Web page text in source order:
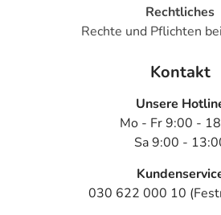
Rechtliches
Rechte und Pflichten
Kontakt
Unsere
Mo - Fr 9:00 -
Sa 9:00 -
030 622 000 10